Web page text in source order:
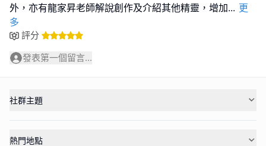
外，亦有龍家昇老師解說創作及介紹其他精靈，增加... 更
多
評分
發表第一個留言...
社群主題
熱門地點